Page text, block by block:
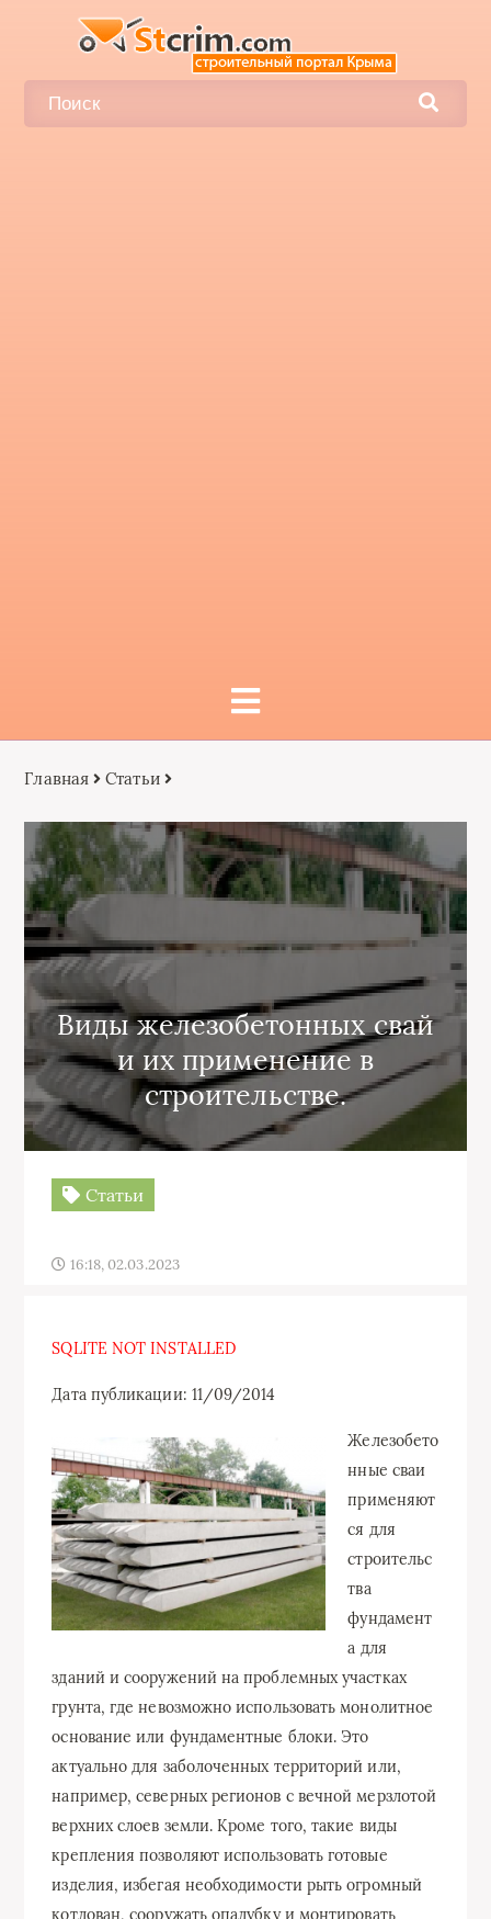
Главная Статьи
Виды железобетонных свай
и их применение в
строительстве.
Статьи
16:18, 02.03.2023
SQLITE NOT INSTALLED
Дата публикации: 11/09/2014
Железобето
нные сваи
применяют
ся для
строительс
тва
фундамент
а для
зданий и сооружений на проблемных участках
грунта, где невозможно использовать монолитное
основание или фундаментные блоки. Это
актуально для заболоченных территорий или,
например, северных регионов с вечной мерзлотой
верхних слоев земли. Кроме того, такие виды
крепления позволяют использовать готовые
изделия, избегая необходимости рыть огромный
котлован, сооружать опалубку и монтировать